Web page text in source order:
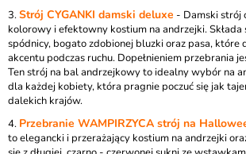
3.Strój CYGANKI damski deluxe - Damski strój
kolorowy i efektowny kostium na andrzejki. Składa
spódnicy, bogato zdobionej bluzki oraz pasa,
akcentu podczas ruchu. Dopełnieniem przebrania
Ten strój na bal andrzejkowy to idealny wybór na
dla każdej kobiety, która pragnie poczuć się jak
dalekich krajów.
4. Przebranie WAMPIRZYCA strój na
to elegancki i przerażający kostium na andrzejki